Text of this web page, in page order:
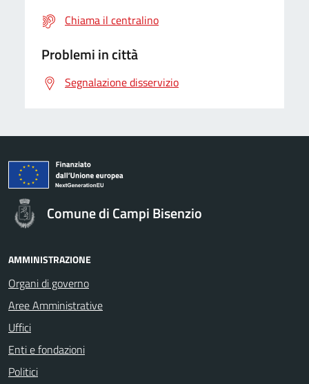
Chiama il centralino
Problemi in città
Segnalazione disservizio
Comune di Campi Bisenzio
AMMINISTRAZIONE
Organi di governo
Aree Amministrative
Uffici
Enti e fondazioni
Politici